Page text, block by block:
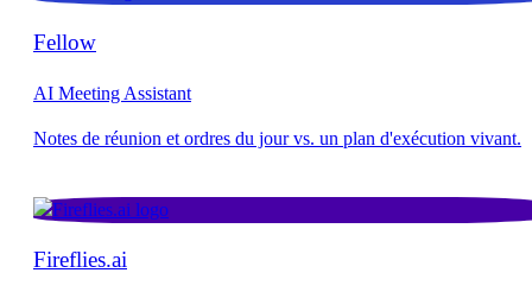
Fellow
AI Meeting Assistant
Fireflies.ai